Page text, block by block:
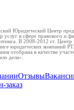
Юридический Центр
услуг в сфере правового и
В 2008-2012 гг. Центр
юридических компаний
отобрана в качестве
дела».
Отзывы
заказ